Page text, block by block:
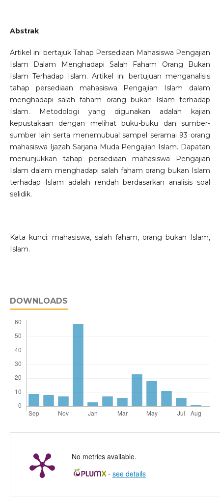
Abstrak
Artikel ini bertajuk Tahap Persediaan Mahasiswa Pengajian
Islam Dalam Menghadapi Salah Faham Orang Bukan
Islam Terhadap Islam. Artikel ini bertujuan menganalisis
tahap persediaan mahasiswa Pengajian Islam dalam
menghadapi salah faham orang bukan Islam terhadap
Islam. Metodologi yang digunakan adalah kajian
kepustakaan dengan melihat buku-buku dan sumber-
sumber lain serta menemubual sampel seramai 93 orang
mahasiswa Ijazah Sarjana Muda Pengajian Islam. Dapatan
menunjukkan tahap persediaan mahasiswa Pengajian
Islam dalam menghadapi salah faham orang bukan Islam
terhadap Islam adalah rendah berdasarkan analisis soal
selidik.
Kata kunci: mahasiswa, salah faham, orang bukan Islam,
Islam.
DOWNLOADS
No metrics available.
- see details